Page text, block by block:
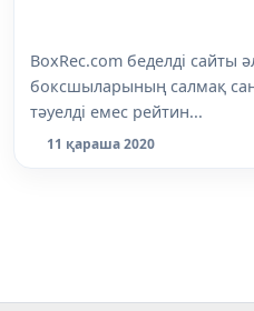
BoxRec.com беделді сайты
боксшыларының салмақ
тәуелді емес рейтин...
11 қараша 2020